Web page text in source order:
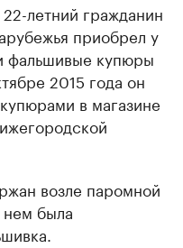
летний гражданин
приобрел у
фальшивые купюры
2015 года он
в магазине
возле паромной
была